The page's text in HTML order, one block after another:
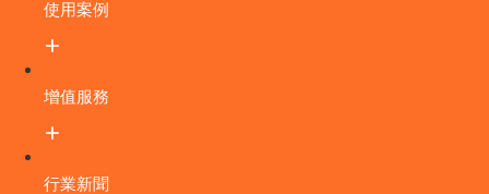
使用案例
增值服務
行業新聞